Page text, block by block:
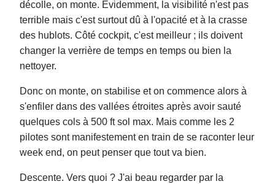
décolle, on monte. Evidemment, la visibilité n'est pas
terrible mais c'est surtout dû à l'opacité et à la crasse
des hublots. Côté cockpit, c'est meilleur ; ils doivent
changer la verrière de temps en temps ou bien la
nettoyer.
Donc on monte, on stabilise et on commence alors à
s'enfiler dans des vallées étroites après avoir sauté
quelques cols à 500 ft sol max. Mais comme les 2
pilotes sont manifestement en train de se raconter leur
week end, on peut penser que tout va bien.
Descente. Vers quoi ? J'ai beau regarder par la